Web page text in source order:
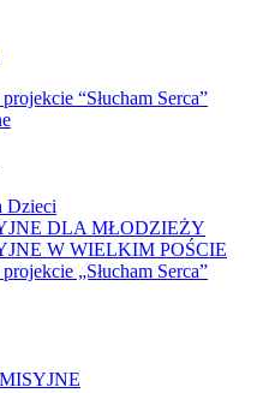
“Słucham Serca”
Dzieci
DLA MŁODZIEŻY
W WIELKIM POŚCIE
„Słucham Serca”